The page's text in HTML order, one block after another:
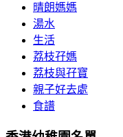
晴朗媽媽
湯水
生活
荔枝孖媽
荔枝與孖寶
親子好去處
食譜